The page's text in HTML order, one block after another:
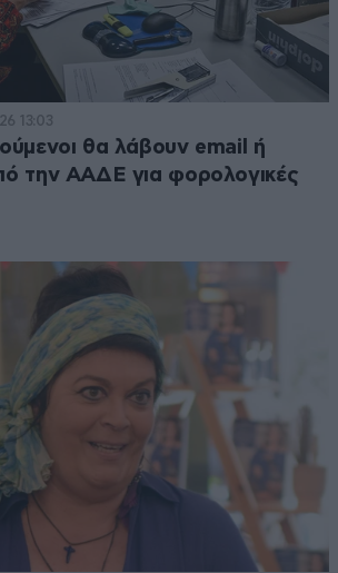
13:03
θα λάβουν email ή
την ΑΑΔΕ για φορολογικές